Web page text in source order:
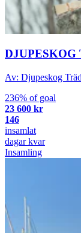
Av: Djupeskog
236% of goal
23 600 kr
146
insamlat
dagar kvar
Insamling